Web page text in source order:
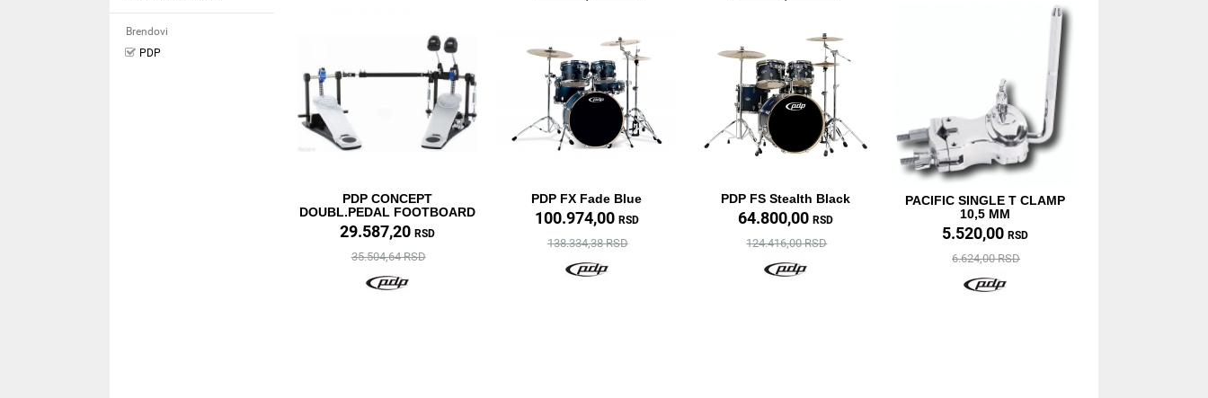
Brendovi
PDP
PDP CONCEPT
DOUBL.PEDAL FOOTBOARD
29.587,20RSD
35.504,64 RSD
PDP FX Fade Blue
100.974,00 RSD
138.334,38 RSD
PDP FS Stealth Black
64.800,00RSD
124.416,00 RSD
PACIFIC SINGLE T CLAMP
10,5 MM
5.520,00RSD
6.624,00 RSD